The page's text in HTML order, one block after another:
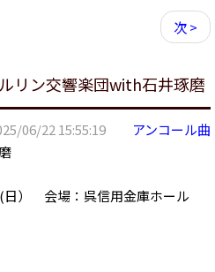
次 >
ン交響楽団with石井琢磨
06/22 15:55:19 アンコール曲
日） 会場：呉信用金庫ホール